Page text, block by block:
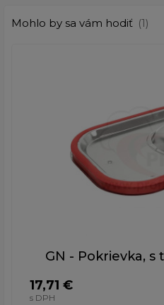
Mohlo by sa vám hodiť (1)
GN - Pokrievka, s
17,71 €
s DPH